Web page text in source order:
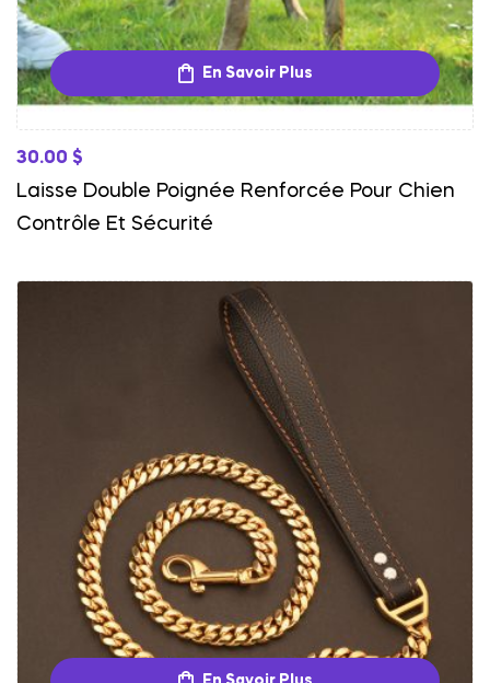
En Savoir Plus
30.00 $
Laisse Double Poignée Renforcée Pour Chien
Contrôle Et Sécurité